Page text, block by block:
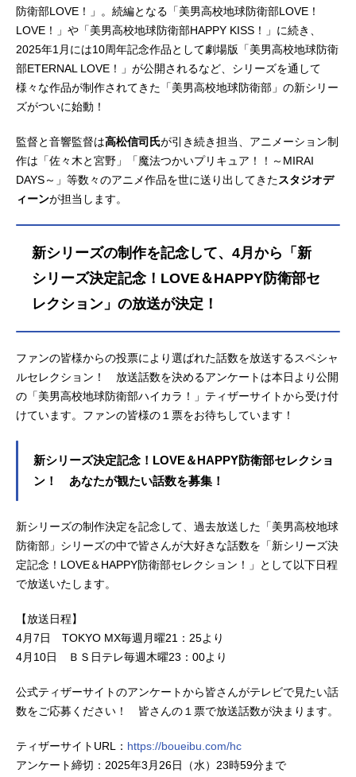
防衛部LOVE！」。続編となる「美男高校地球防衛部LOVE！
LOVE！」や「美男高校地球防衛部HAPPY KISS！」に続き、
2025年1月には10周年記念作品として劇場版「美男高校地球防衛
部ETERNAL LOVE！」が公開されるなど、シリーズを通して
様々な作品が制作されてきた「美男高校地球防衛部」の新シリー
ズがついに始動！
監督と音響監督は高松信司氏が引き続き担当、アニメーション制
作は「佐々木と宮野」「魔法つかいプリキュア！！～MIRAI
DAYS～」等数々のアニメ作品を世に送り出してきたスタジオデ
ィーンが担当します。
新シリーズの制作を記念して、4月から「新
シリーズ決定記念！LOVE＆HAPPY防衛部セ
レクション」の放送が決定！
ファンの皆様からの投票により選ばれた話数を放送するスペシャ
ルセレクション！ 放送話数を決めるアンケートは本日より公開
の「美男高校地球防衛部ハイカラ！」ティザーサイトから受け付
けています。ファンの皆様の１票をお待ちしています！
新シリーズ決定記念！LOVE＆HAPPY防衛部セレクショ
ン！ あなたが観たい話数を募集！
新シリーズの制作決定を記念して、過去放送した「美男高校地球
防衛部」シリーズの中で皆さんが大好きな話数を「新シリーズ決
定記念！LOVE＆HAPPY防衛部セレクション！」として以下日程
で放送いたします。
【放送日程】
4月7日 TOKYO MX毎週月曜21：25より
4月10日 ＢＳ日テレ毎週木曜23：00より
公式ティザーサイトのアンケートから皆さんがテレビで見たい話
数をご応募ください！ 皆さんの１票で放送話数が決まります。
ティザーサイトURL： https://boueibu.com/hc
アンケート締切：2025年3月26日（水）23時59分まで